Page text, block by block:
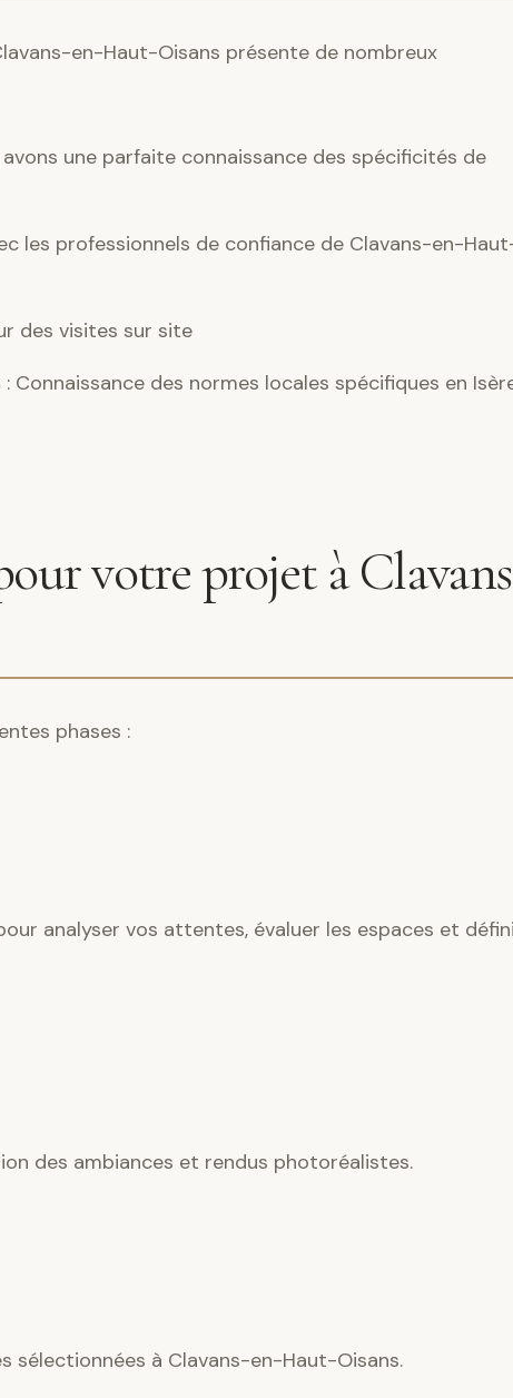
en-Haut-Oisans présente de nombreux
avons une parfaite connaissance des spécificités de
les professionnels de confiance de Clavans-en-
des visites sur site
: Connaissance des normes locales spécifiques en
votre projet à
phases :
analyser vos attentes, évaluer les espaces et
des ambiances et rendus photoréalistes.
sélectionnées à Clavans-en-Haut-Oisans.